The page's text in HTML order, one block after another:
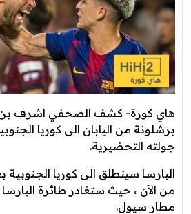
هاي كورة- كشف الصحفي اشرف بن
برشلونة من اليابان الى كوريا
جولته التحضيرية.
من الآن ، حيث ستغادر طائرة البارسا
مطار سيول.